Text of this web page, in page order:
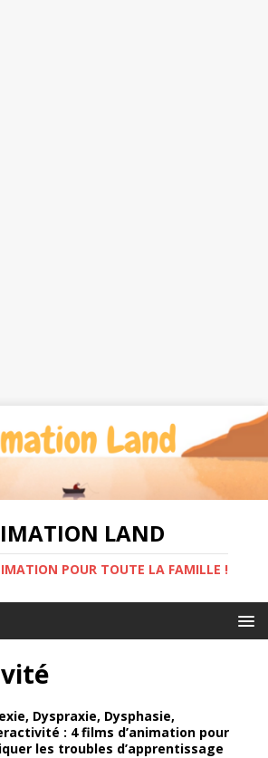
LAND
POUR TOUTE LA FAMILLE !
Dyspraxie, Dysphasie,
: 4 films d’animation pour
les troubles d’apprentissage